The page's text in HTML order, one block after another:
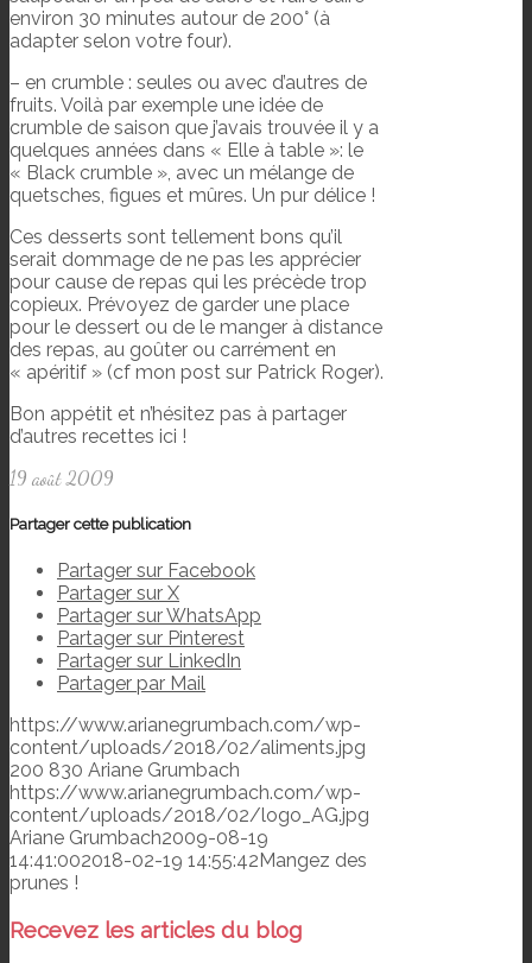
environ 30 minutes autour de 200° (à
adapter selon votre four).
– en crumble : seules ou avec d’autres de
fruits. Voilà par exemple une idée de
crumble de saison que j’avais trouvée il y a
quelques années dans « Elle à table »: le
« Black crumble », avec un mélange de
quetsches, figues et mûres. Un pur délice !
Ces desserts sont tellement bons qu’il
serait dommage de ne pas les apprécier
pour cause de repas qui les précède trop
copieux. Prévoyez de garder une place
pour le dessert ou de le manger à distance
des repas, au goûter ou carrément en
« apéritif » (cf mon post sur Patrick Roger).
Bon appétit et n’hésitez pas à partager
d’autres recettes ici !
19 août 2009
Partager cette publication
Partager sur Facebook
Partager sur X
Partager sur WhatsApp
Partager sur Pinterest
Partager sur LinkedIn
Partager par Mail
https://www.arianegrumbach.com/wp-
content/uploads/2018/02/aliments.jpg
200 830 Ariane Grumbach
https://www.arianegrumbach.com/wp-
content/uploads/2018/02/logo_AG.jpg
Ariane Grumbach2009-08-19
14:41:002018-02-19 14:55:42Mangez des
prunes !
Recevez les articles du blog